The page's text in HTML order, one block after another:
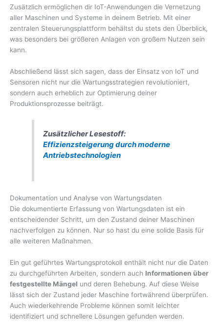
Zusätzlich ermöglichen dir IoT-Anwendungen die Vernetzung
aller Maschinen und Systeme in deinem Betrieb. Mit einer
zentralen Steuerungsplattform behältst du stets den Überblick,
was besonders bei größeren Anlagen von großem Nutzen sein
kann.
Abschließend lässt sich sagen, dass der Einsatz von IoT und
Sensoren nicht nur die Wartungsstrategien revolutioniert,
sondern auch erheblich zur Optimierung deiner
Produktionsprozesse beiträgt.
Zusätzlicher Lesestoff:
Effizienzsteigerung durch moderne
Antriebstechnologien
Dokumentation und Analyse von Wartungsdaten
Die dokumentierte Erfassung von Wartungsdaten ist ein
entscheidender Schritt, um den Zustand deiner Maschinen
nachverfolgen zu können. Nur so hast du eine solide Basis für
alle weiteren Maßnahmen.
Ein gut geführtes Wartungsprotokoll enthält nicht nur die Daten
zu durchgeführten Arbeiten, sondern auch Informationen über
festgestellte Mängel und deren Behebung. Auf diese Weise
lässt sich der Zustand jeder Maschine fortwährend überprüfen.
Auch wiederkehrende Probleme können somit leichter
identifiziert und schnellere Lösungen gefunden werden.